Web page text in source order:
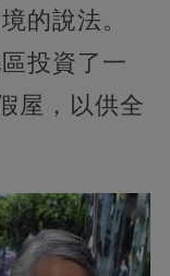
的說法。
投資了一
屋，以供全